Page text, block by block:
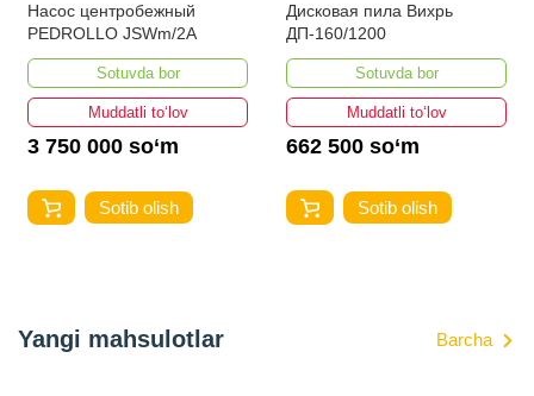
Насос центробежный
PEDROLLO JSWm/2A
Sotuvda bor
Muddatli to‘lov
3 750 000 so‘m
Sotib olish
Дисковая пила Вихрь
ДП-160/1200
Sotuvda bor
Muddatli to‘lov
662 500 so‘m
Sotib olish
Yangi mahsulotlar Barcha